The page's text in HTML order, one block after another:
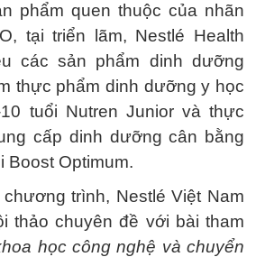
phẩm quen thuộc của nhãn
tại triển lãm, Nestlé Health
các sản phẩm dinh dưỡng
thực phẩm dinh dưỡng y học
tuổi Nutren Junior và thực
cấp dinh dưỡng cân bằng
Boost Optimum.
trình, Nestlé Việt Nam
thảo chuyên đề với bài tham
học công nghệ và chuyển